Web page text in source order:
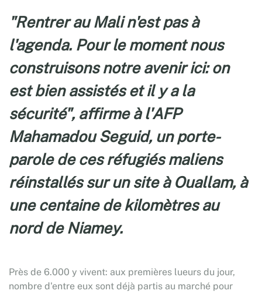
"Rentrer au Mali n'est pas à
l'agenda. Pour le moment nous
construisons notre avenir ici: on
est bien assistés et il y a la
sécurité", affirme à l'AFP
Mahamadou Seguid, un porte-
parole de ces réfugiés maliens
réinstallés sur un site à Ouallam, à
une centaine de kilomètres au
nord de Niamey.
Près de 6.000 y vivent: aux premières lueurs du jour,
nombre d'entre eux sont déjà partis au marché pour